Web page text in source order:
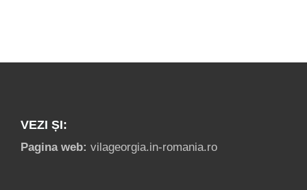
VEZI ȘI:
Pagina web: vilageorgia.in-romania.ro